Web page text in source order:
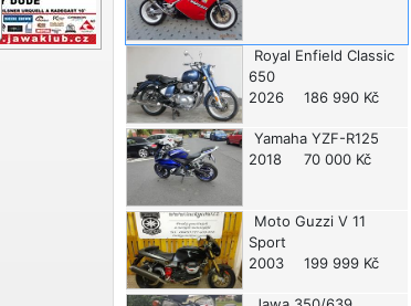
Royal Enfield Classic
650
2026
186 990 Kč
Yamaha YZF-R125
2018
70 000 Kč
Moto Guzzi V 11
Sport
2003
199 999 Kč